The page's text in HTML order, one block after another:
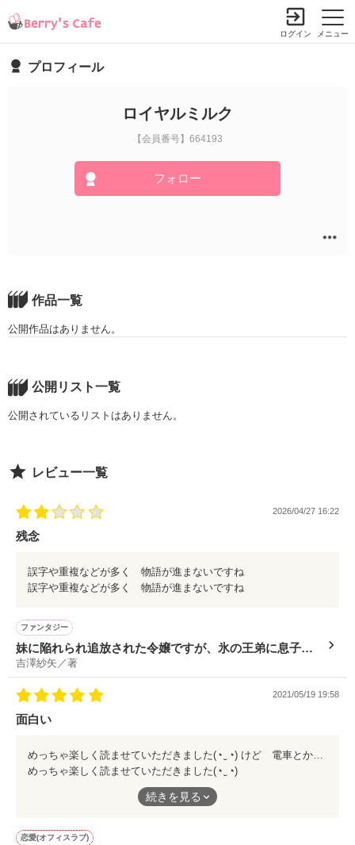
メニュー
ログイン
プロフィール
ロイヤルミルク
【会員番号】664193
フォロー
作品一覧
公開作品はありません。
公開リスト一覧
公開されているリストはありません。
レビュー一覧
2026/04/27 16:22
残念
誤字や重複などが多く 物語が進まないですね
誤字や重複などが多く 物語が進まないですね
ファンタジー
妹に陥れられ追放された令嬢ですが、氷の王弟に息子と
もども溺愛されています
吉澤紗矢／著
2021/05/19 19:58
面白い
めっちゃ楽しく読ませていただきました(◔‿◔) けど 電車とか人目がある時は 注意が必要かも 吹き出して爆笑してしまった(ﾟοﾟ人))
めっちゃ楽しく読ませていただきました(◔‿◔)
けど 電車とか人目がある時は 注意が必要かも
吹き出して爆笑してしまった(ﾟοﾟ人))
続きを見る
恋愛(オフィスラブ)